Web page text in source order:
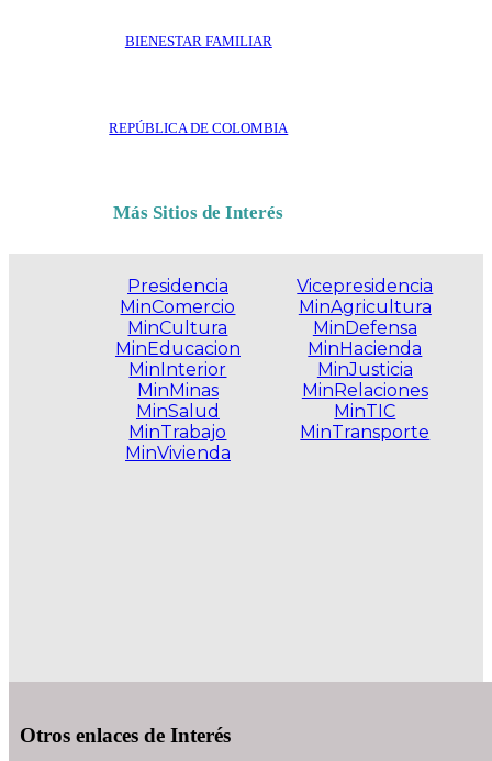
BIENESTAR FAMILIAR
REPÚBLICA DE COLOMBIA
Más Sitios de Interés
Presidencia
MinComercio
MinCultura
MinEducacion
MinInterior
MinMinas
MinSalud
MinTrabajo
MinVivienda
Vicepresidencia
MinAgricultura
MinDefensa
MinHacienda
MinJusticia
MinRelaciones
MinTIC
MinTransporte
Otros enlaces de Interés